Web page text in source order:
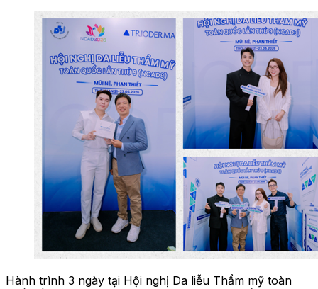
Hành trình 3 ngày tại Hội nghị Da liễu Thẩm mỹ toàn